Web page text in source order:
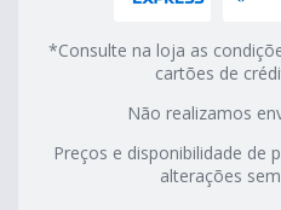
*Consulte na loja as
cartões de
Não realizamos
Preços e disponibilidade
alterações